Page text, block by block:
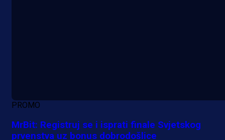
PROMO
MrBit: Registruj se i isprati finale Svjetskog
prvenstva uz bonus dobrodošlice